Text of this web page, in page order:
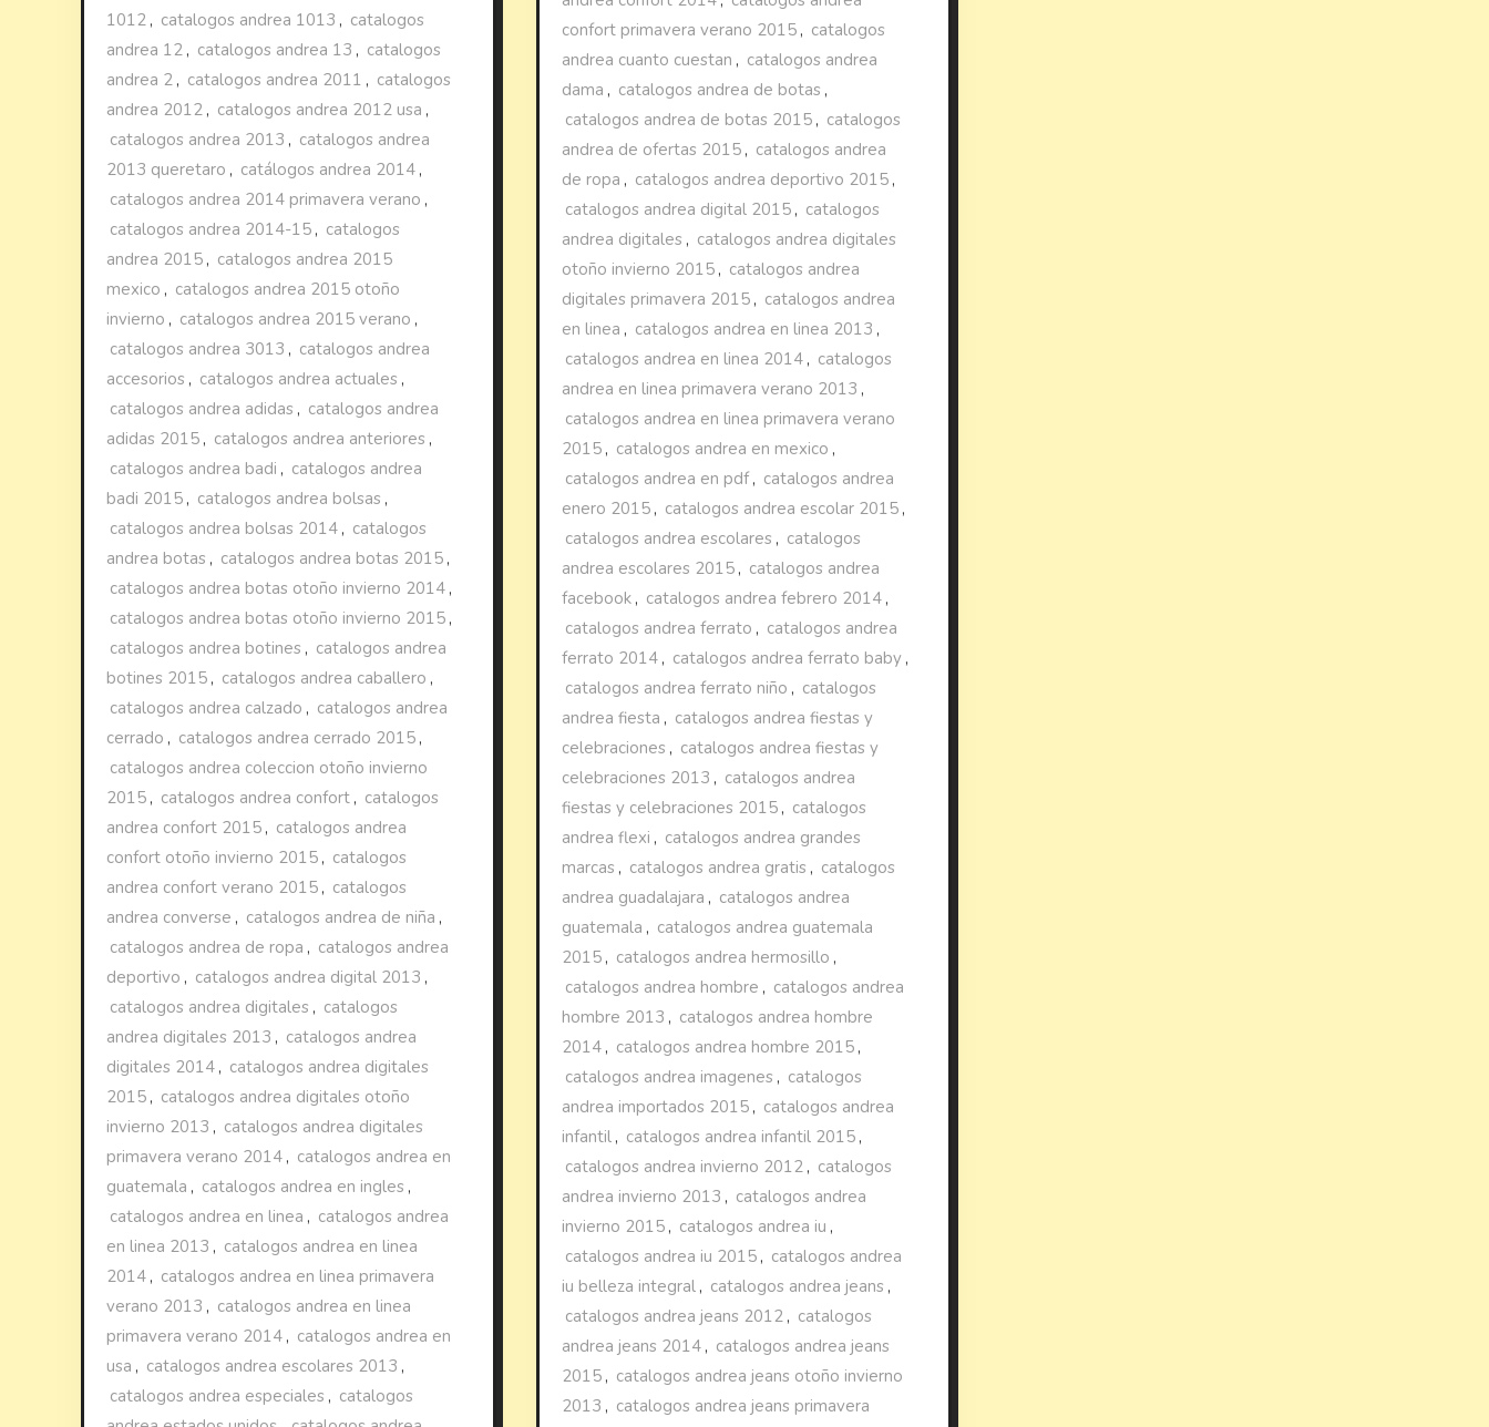
1012 , catalogos andrea 1013 , catalogos
andrea 12 , catalogos andrea 13 , catalogos
andrea 2 , catalogos andrea 2011 , catalogos
andrea 2012 , catalogos andrea 2012 usa ,
catalogos andrea 2013 , catalogos andrea
2013 queretaro , catálogos andrea 2014 ,
catalogos andrea 2014 primavera verano ,
catalogos andrea 2014-15 , catalogos
andrea 2015 , catalogos andrea 2015
mexico , catalogos andrea 2015 otoño
invierno , catalogos andrea 2015 verano ,
catalogos andrea 3013 , catalogos andrea
accesorios , catalogos andrea actuales ,
catalogos andrea adidas , catalogos andrea
adidas 2015 , catalogos andrea anteriores ,
catalogos andrea badi , catalogos andrea
badi 2015 , catalogos andrea bolsas ,
catalogos andrea bolsas 2014 , catalogos
andrea botas , catalogos andrea botas 2015 ,
catalogos andrea botas otoño invierno 2014 ,
catalogos andrea botas otoño invierno 2015 ,
catalogos andrea botines , catalogos andrea
botines 2015 , catalogos andrea caballero ,
catalogos andrea calzado , catalogos andrea
cerrado , catalogos andrea cerrado 2015 ,
catalogos andrea coleccion otoño invierno
2015 , catalogos andrea confort , catalogos
andrea confort 2015 , catalogos andrea
confort otoño invierno 2015 , catalogos
andrea confort verano 2015 , catalogos
andrea converse , catalogos andrea de niña ,
catalogos andrea de ropa , catalogos andrea
deportivo , catalogos andrea digital 2013 ,
catalogos andrea digitales , catalogos
andrea digitales 2013 , catalogos andrea
digitales 2014 , catalogos andrea digitales
2015 , catalogos andrea digitales otoño
invierno 2013 , catalogos andrea digitales
primavera verano 2014 , catalogos andrea en
guatemala , catalogos andrea en ingles ,
catalogos andrea en linea , catalogos andrea
en linea 2013 , catalogos andrea en linea
2014 , catalogos andrea en linea primavera
verano 2013 , catalogos andrea en linea
primavera verano 2014 , catalogos andrea en
usa , catalogos andrea escolares 2013 ,
catalogos andrea especiales , catalogos
confort primavera verano 2015 , catalogos
andrea cuanto cuestan , catalogos andrea
dama , catalogos andrea de botas ,
catalogos andrea de botas 2015 , catalogos
andrea de ofertas 2015 , catalogos andrea
de ropa , catalogos andrea deportivo 2015 ,
catalogos andrea digital 2015 , catalogos
andrea digitales , catalogos andrea digitales
otoño invierno 2015 , catalogos andrea
digitales primavera 2015 , catalogos andrea
en linea , catalogos andrea en linea 2013 ,
catalogos andrea en linea 2014 , catalogos
andrea en linea primavera verano 2013 ,
catalogos andrea en linea primavera verano
2015 , catalogos andrea en mexico ,
catalogos andrea en pdf, catalogos andrea
enero 2015 , catalogos andrea escolar 2015 ,
catalogos andrea escolares , catalogos
andrea escolares 2015 , catalogos andrea
facebook , catalogos andrea febrero 2014 ,
catalogos andrea ferrato , catalogos andrea
ferrato 2014 , catalogos andrea ferrato baby ,
catalogos andrea ferrato niño , catalogos
andrea fiesta , catalogos andrea fiestas y
celebraciones , catalogos andrea fiestas y
celebraciones 2013 , catalogos andrea
fiestas y celebraciones 2015 , catalogos
andrea flexi , catalogos andrea grandes
marcas , catalogos andrea gratis , catalogos
andrea guadalajara , catalogos andrea
guatemala , catalogos andrea guatemala
2015 , catalogos andrea hermosillo ,
catalogos andrea hombre , catalogos andrea
hombre 2013 , catalogos andrea hombre
2014 , catalogos andrea hombre 2015 ,
catalogos andrea imagenes , catalogos
andrea importados 2015 , catalogos andrea
infantil , catalogos andrea infantil 2015 ,
catalogos andrea invierno 2012 , catalogos
andrea invierno 2013 , catalogos andrea
invierno 2015 , catalogos andrea iu ,
catalogos andrea iu 2015 , catalogos andrea
iu belleza integral , catalogos andrea jeans ,
catalogos andrea jeans 2012 , catalogos
andrea jeans 2014 , catalogos andrea jeans
2015 , catalogos andrea jeans otoño invierno
2013 , catalogos andrea jeans primavera